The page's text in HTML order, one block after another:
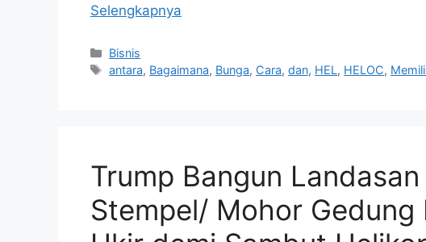
Selengkapnya
Kategori
Bisnis
Tag
antara, Bagaimana, Bunga, Cara,dan, HEL, HELOC,
Trump Bangun
Stempel/ Mohor Gedung